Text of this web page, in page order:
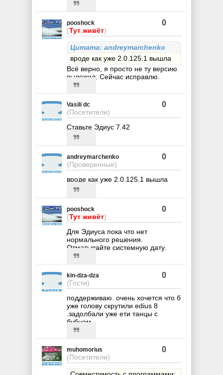
pooshock
(Тут живёт)
0
Цитата: andreymarchenko
вроде как уже 2.0.125.1 вышла
Всё верно, я просто не ту версию
выложил. Сейчас исправлю.
Vasili dc
(Посетители)
0
Ставьте Эдиус 7.42
andreymarchenko
(Проверенные)
0
вроде как уже 2.0.125.1 вышла
pooshock
(Тут живёт)
0
Для Эдиуса пока что нет
нормального решения.
Отматывайте системную дату.
kin-dza-dza
(Гости)
0
поддерживаю. очень хочется что б
уже голову скрутили edius 8
.задолбали уже ети танцы с
бубном
muhomorius
(Посетители)
0